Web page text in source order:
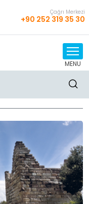
Çağrı Merkezi
+90 252 319 35 30
MENU